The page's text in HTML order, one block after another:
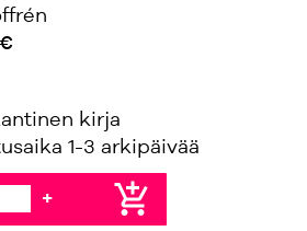
kirja
1-3 arkipäivää
+ add_shopping_cart